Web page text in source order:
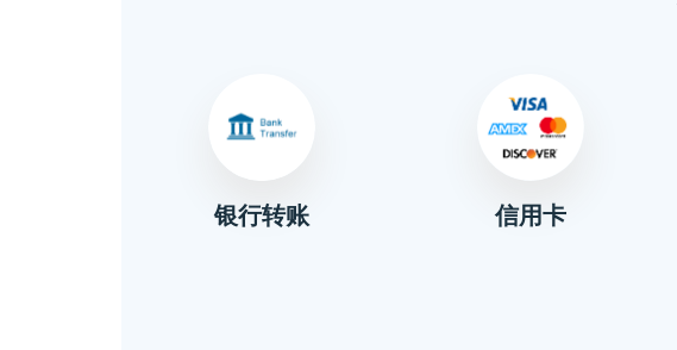
银行转账 信用卡